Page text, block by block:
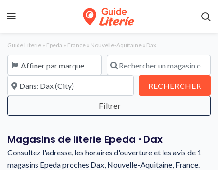
Guide Literie » Epeda » France » Nouvelle-Aquitaine » Dax
Affiner par marque Rechercher un magasin ou une
À proximité de RECHERCHER
Magasins de literie Epeda ⋅ Dax
Consultez l'adresse, les horaires d'ouverture et les avis de 1
magasins Epeda proches Dax, Nouvelle-Aquitaine, France.